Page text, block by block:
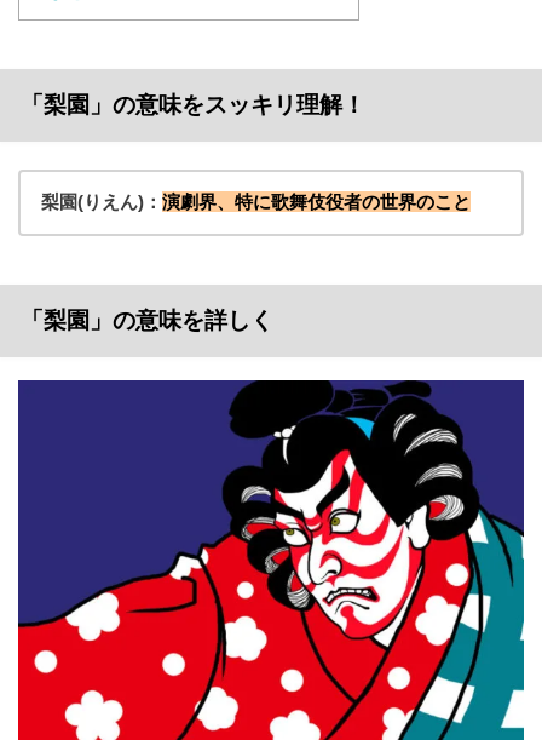
「梨園」の意味をスッキリ理解！
梨園(りえん)： 演劇界、特に歌舞伎役者の世界のこと
「梨園」の意味を詳しく